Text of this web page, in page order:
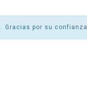
por su confianza.